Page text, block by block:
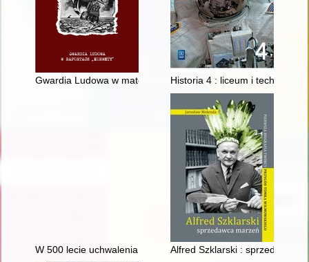
Gwardia Ludowa w materiałach "Korwety"Historia 4 : liceum i technikum
W 500 lecie uchwalenia konstytucji o apelacji w sądach
Alfred Szklarski : sprzedawca